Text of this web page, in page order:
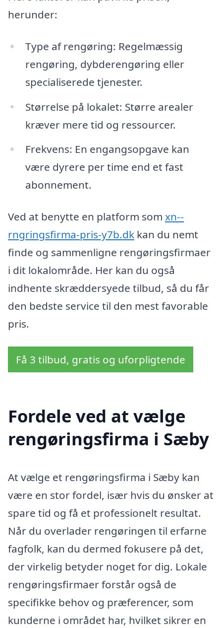
herunder:
Type af rengøring: Regelmæssig
rengøring, dybderengøring eller
specialiserede tjenester.
Størrelse på lokalet: Større arealer
kræver mere tid og ressourcer.
Frekvens: En engangsopgave kan
være dyrere per time end et fast
abonnement.
Ved at benytte en platform som xn--
rngringsfirma-pris-y7b.dk kan du nemt
finde og sammenligne rengøringsfirmaer
i dit lokalområde. Her kan du også
indhente skræddersyede tilbud, så du får
den bedste service til den mest favorable
pris.
Få 3 tilbud, gratis og uforpligtende
Fordele ved at vælge
rengøringsfirma i Sæby
At vælge et rengøringsfirma i Sæby kan
være en stor fordel, især hvis du ønsker at
spare tid og få et professionelt resultat.
Når du overlader rengøringen til erfarne
fagfolk, kan du dermed fokusere på det,
der virkelig betyder noget for dig. Lokale
rengøringsfirmaer forstår også de
specifikke behov og præferencer, som
kunderne i området har, hvilket sikrer en